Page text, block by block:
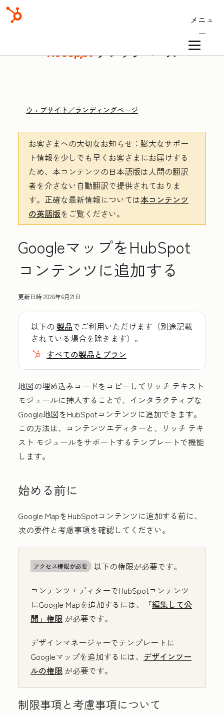
メニュ
ー
ナレッジベース
ウェブサイト／ランディングページ
お客さまへの大切なお知らせ ：膨大なサポー
ト情報を少しでも早くお客さまにお届けする
ため、本コンテンツの日本語版は人間の翻訳
者を介さない自動翻訳で提供されておりま
す。 正確な最新情報については本コンテンツ
の英語版をご覧ください。
GoogleマップをHubSpot
コンテンツに追加する
更新日時2026年6月21日
以下の 製品でご利用いただけます（別途記載
されている場合を除きます）。
すべての製品とプラン
地図の埋め込みコードをコピーしてリッチ テキスト
モジュールに挿入することで、インタラクティブな
Google地図をHubSpotコンテンツに追加できます。
この方法は、コンテンツエディターと、リッチ テキ
スト モジュールをサポートするテンプレートで機能
します。
始める前に
Google MapをHubSpotコンテンツに追加する前に、
次の要件と考慮事項を確認してください。
アクセス権限が必要
以下の権限が必要です。
コンテンツエディターでHubSpotコンテンツ
にGoogle Mapを追加するには、「編集して公
開」権限 が必要です。
デザインマネージャーでテンプレートに
Googleマップを追加するには、 デザインツー
ルの権限 が必要です。
制限事項と考慮事項について